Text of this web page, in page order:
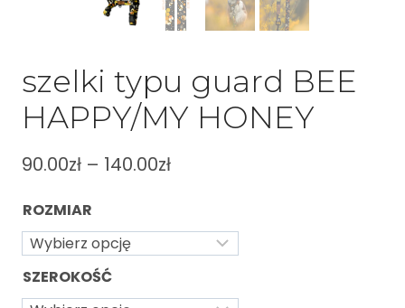
szelki typu guard BEE
HAPPY/MY HONEY
90.00zł – 140.00zł
ROZMIAR
SZEROKOŚĆ